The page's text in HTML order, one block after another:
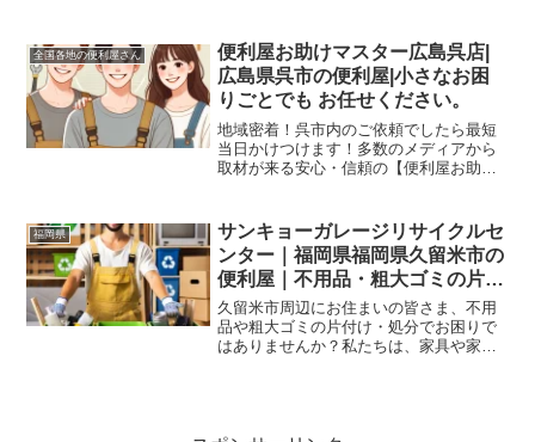
利屋まあくんにご相談ください。高齢化
の現代、微力ながら住みよい社会の実現
のため、小さな問題解決の累積に努めて
まいります。
全国各地の便利屋さん
便利屋お助けマスター広島呉店|
広島県呉市の便利屋|小さなお困
りごとでも お任せください。
地域密着！呉市内のご依頼でしたら最短
当日かけつけます！多数のメディアから
取材が来る安心・信頼の【便利屋お助け
お風呂掃除といったハウスクリーニング
全般、草刈りや剪定などの...
福岡県
サンキョーガレージリサイクルセ
ンター｜福岡県福岡県久留米市の
便利屋｜不用品・粗大ゴミの片付
け＆処分ならお任せ！
久留米市周辺にお住まいの皆さま、不用
品や粗大ゴミの片付け・処分でお困りで
はありませんか？私たちは、家具や家電